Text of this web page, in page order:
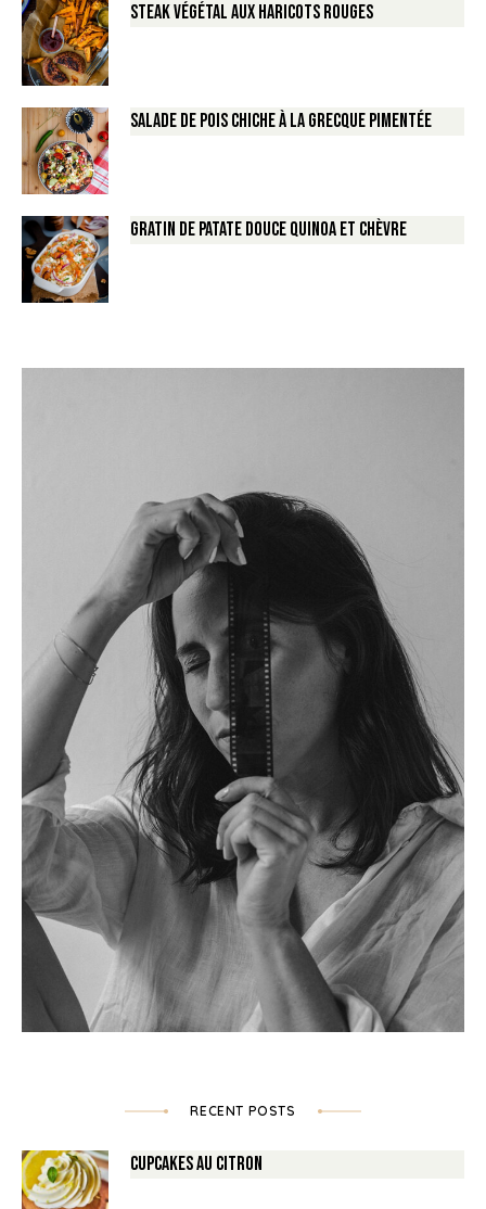
Steak végétal aux haricots rouges
Salade de Pois chiche à la Grecque pimentée
Gratin de Patate douce Quinoa et Chèvre
RECENT POSTS
Cupcakes au Citron